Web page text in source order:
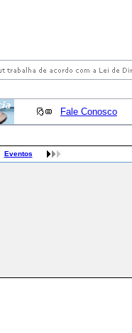
Fale Conosco
Eventos